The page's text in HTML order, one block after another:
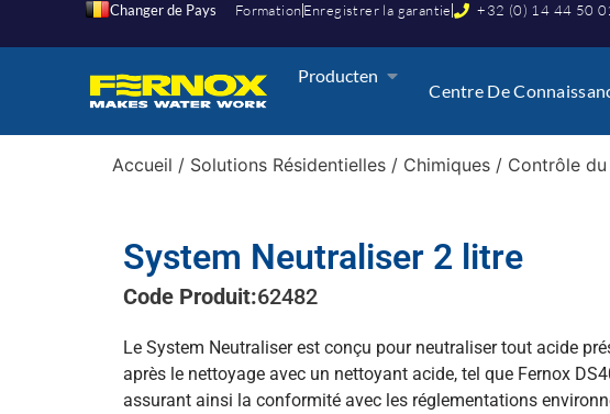
Changer de Pays FormationEnregistrer la garantie +32 (0) 14 44 50
Producten
Centre De
Accueil / Solutions Résidentielles / Chimiques / Contrôle
System Neutraliser 2 litre
Code Produit:62482
Le System Neutraliser est conçu pour neutraliser tout acide
après le nettoyage avec un nettoyant acide, tel que Fernox
assurant ainsi la conformité avec les réglementations